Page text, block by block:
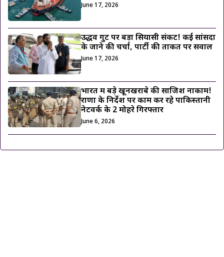
June 17, 2026
उद्धव गुट पर बड़ा सियासी संकट! कई सांसदों
के जाने की चर्चा, पार्टी की ताकत पर सवाल
June 17, 2026
भारत में बड़े खूनखराबे की साजिश नाकाम!
राणा के निर्देश पर काम कर रहे पाकिस्तानी
नेटवर्क के 2 मोहरे गिरफ्तार
June 6, 2026